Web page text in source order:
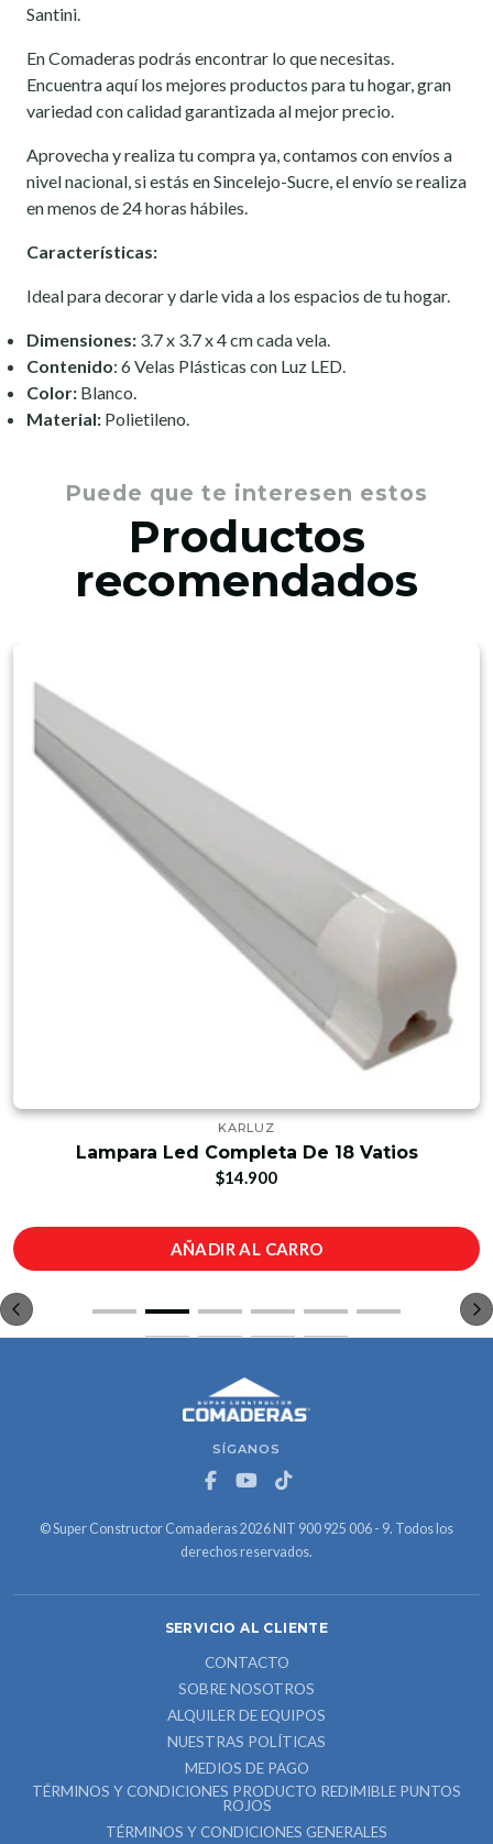
Santini.
En Comaderas podrás encontrar lo que necesitas.
Encuentra aquí los mejores productos para tu hogar, gran
variedad con calidad garantizada al mejor precio.
Aprovecha y realiza tu compra ya, contamos con envíos a
nivel nacional, si estás en Sincelejo-Sucre, el envío se realiza
en menos de 24 horas hábiles.
Características:
Ideal para decorar y darle vida a los espacios de tu hogar.
Dimensiones: 3.7 x 3.7 x 4 cm cada vela.
Contenido: 6 Velas Plásticas con Luz LED.
Color: Blanco.
Material: Polietileno.
Puede que te interesen estos
Productos
recomendados
KARLUZ
Lampara Led Completa De 18 Vatios
$14.900
AÑADIR AL CARRO
SÍGANOS
© Super Constructor Comaderas 2026 NIT 900 925 006 - 9. Todos los
derechos reservados.
SERVICIO AL CLIENTE
CONTACTO
SOBRE NOSOTROS
ALQUILER DE EQUIPOS
NUESTRAS POLÍTICAS
MEDIOS DE PAGO
TÉRMINOS Y CONDICIONES PRODUCTO REDIMIBLE PUNTOS
ROJOS
TÉRMINOS Y CONDICIONES GENERALES